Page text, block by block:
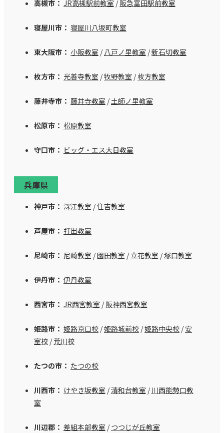
高槻市： JR高槻駅前教室 /阪急富田駅前教室
寝屋川市： 寝屋川八坂町教室
東大阪市： 小阪教室 / 八戸ノ里教室 /新石切教室
枚方市： 光善寺教室 /牧野教室 /枚方教室
藤井寺市： 藤井寺教室 /土師ノ里教室
松原市： 松原教室
守口市： ビッグ・エス大日教室
兵庫県
神戸市： 深江教室 /住吉教室
芦屋市： 打出教室
尼崎市： 尼崎教室 /園田教室 /立花教室 /塚口教室
伊丹市： 伊丹教室
西宮市： JR西宮教室 /阪神西宮教室
姫路市： 姫路京口校 /姫路城前校 /姫路中央校 /安
室校 /荒川校
たつの市： たつの校
川西市： けやき坂教室 /清和台教室 /川西能勢口教
室
川辺郡： 差組本部教室 /つつじが丘教室